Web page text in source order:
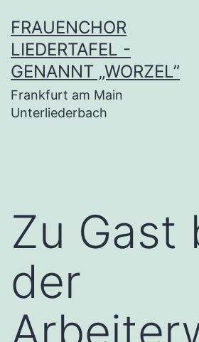
Inhalt
springen
FRAUENCHOR
LIEDERTAFEL -
GENANNT „WORZEL”
Frankfurt am Main
Unterliederbach
Zu Gast
der